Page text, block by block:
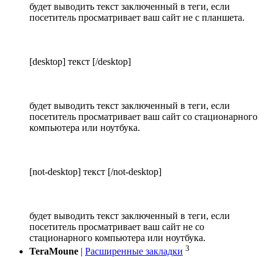
будет выводить текст заключенный в теги, если
посетитель просматривает ваш сайт не с планшета.
[desktop] текст [/desktop]
будет выводить текст заключенный в теги, если
посетитель просматривает ваш сайт со стационарного
компьютера или ноутбука.
[not-desktop] текст [/not-desktop]
будет выводить текст заключенный в теги, если
посетитель просматривает ваш сайт не со
стационарного компьютера или ноутбука.
TeraMoune | Расширенные закладки 3